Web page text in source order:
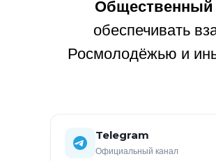
Общественный
обеспечивать
Росмолодёжью и
Telegram
Официальный канал